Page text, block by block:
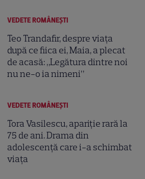
VEDETE ROMÂNEŞTI
Teo Trandafir, despre viața
după ce fiica ei, Maia, a plecat
de acasă: „Legătura dintre noi
nu ne-o ia nimeni”
VEDETE ROMÂNEŞTI
Tora Vasilescu, apariție rară la
75 de ani. Drama din
adolescență care i-a schimbat
viața